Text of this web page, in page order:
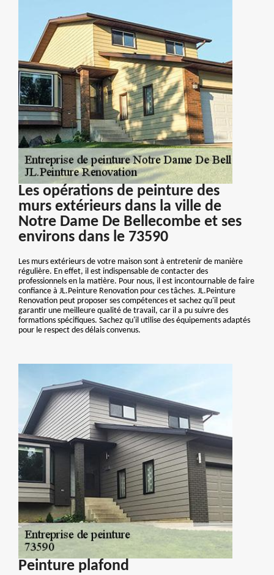
Les opérations de peinture des
murs extérieurs dans la ville de
Notre Dame De Bellecombe et ses
environs dans le 73590
Les murs extérieurs de votre maison sont à entretenir de manière
régulière. En effet, il est indispensable de contacter des
professionnels en la matière. Pour nous, il est incontournable de faire
confiance à JL.Peinture Renovation pour ces tâches. JL.Peinture
Renovation peut proposer ses compétences et sachez qu'il peut
garantir une meilleure qualité de travail, car il a pu suivre des
formations spécifiques. Sachez qu'il utilise des équipements adaptés
pour le respect des délais convenus.
Peinture plafond